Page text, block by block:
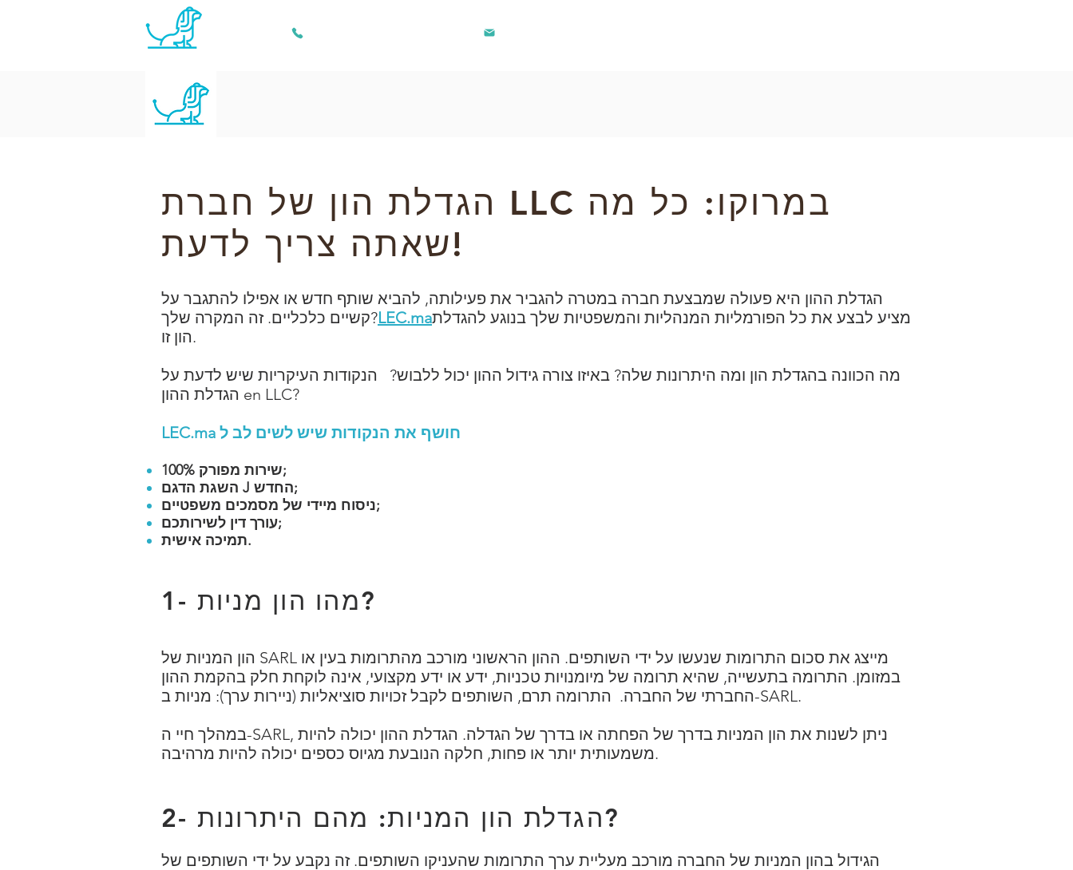
ברוך הבא
הגדלת הון של חברת LLC במרוקו: כל מה
שאתה צריך לדעת!
הגדלת ההון היא פעולה שמבצעת חברה במטרה להגביר את פעילותה, להביא שותף חדש או אפילו להתגבר על
קשיים כלכליים. זה המקרה שלך?LEC.maמציע לבצע את כל הפורמליות המנהליות והמשפטיות שלך בנוגע להגדלת
הון זו.
מה הכוונה בהגדלת הון ומה היתרונות שלה? באיזו צורה גידול ההון יכול ללבוש? הנקודות העיקריות שיש לדעת על
הגדלת ההון en LLC?
100% שירות מפורק;
השגת הדגם J החדש;
ניסוח מיידי של מסמכים משפטיים;
עורך דין לשירותכם;
תמיכה אישית.
1- מהו הון מניות?
הון המניות של SARL מייצג את סכום התרומות שנעשו על ידי השותפים. ההון הראשוני מורכב מהתרומות בעין או
במזומן. התרומה בתעשייה, שהיא תרומה של מיומנויות טכניות, ידע או ידע מקצועי, אינה לוקחת חלק בהקמת ההון
החברתי של החברה. התרומה תרם, השותפים לקבל זכויות סוציאליות (ניירות ערך): מניות ב-SARL.
במהלך חיי ה-SARL, ניתן לשנות את הון המניות בדרך של הפחתה או בדרך של הגדלה. הגדלת ההון יכולה להיות
משמעותית יותר או פחות, חלקה הנובעת מגיוס כספים יכולה להיות מרהיבה.
2- הגדלת הון המניות: מהם היתרונות?
הגידול בהון המניות של החברה מורכב מעליית ערך התרומות שהעניקו השותפים. זה נקבע על ידי השותפים של